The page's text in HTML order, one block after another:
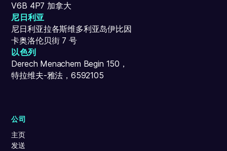
V6B 4P7 加拿大
尼日利亚
尼日利亚拉各斯维多利亚岛伊比因
卡奥洛伦贝街 7 号
以色列
Derech Menachem Begin 150，
特拉维夫-雅法，6592105
公司
主页
发送